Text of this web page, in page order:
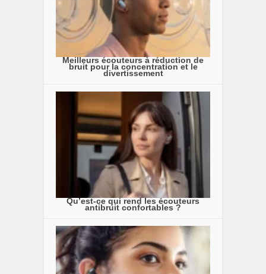
Meilleurs écouteurs à réduction de
bruit pour la concentration et le
divertissement
Qu’est-ce qui rend les écouteurs
antibruit confortables ?